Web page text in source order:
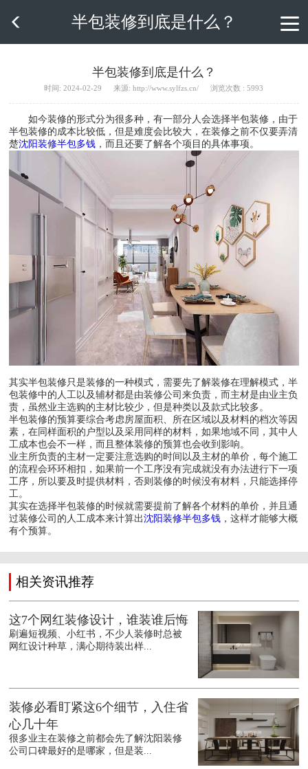
 半包装修到底是什么？
半包装修到底是什么？
时间: 2024-02-29 来源: http://www.sylfzs.cn/ 浏览次数 : 5993
如今装修的形式分为很多种，有一部分人会选择半包装修，由于
半包装修的成本比较低，但是难度会比较大，在装修之前不仅要弄清
楚沈阳装修半包多钱 ，而且还要了解各个项目的具体事项。
其实半包装修只是装修的一种模式，需要先了解装修在理解模式，半
包装修中的人工以及辅材都是由装修公司来负责，而主材是由业主负
责，虽然业主选购的主材比较少，但是种类以及款式比较多。
半包装修的预算要综合考虑房屋面积、所在区域以及材料的档次等因
素，在同样面积的户型以及采用同样的材料，如果地域不同，其中人
工成本也会不一样，而且整体装修的预算也会收到影响。
业主所负责的主材一定要注意选购的时间以及主材的单价，每个施工
的流程会环环相扣，如果前一个工序没有完成就没有办法进行下一项
工序，所以要及时提供材料，否则装修的时候没有材料，只能选择停
工。
其实在选择半包装修的时候就需要提前了解各个材料的单价，并且通
过装修公司的人工成本来计算出沈阳装修半包多钱 ，这样才能够大概
有个预算。
相关资讯推荐
这7个网红装修设计，谁装谁后悔
刷遍短视频、小红书，不少人装修时总被
网红设计种草，满心期待装出样...
装修必看盯紧这6个细节，入住省
心几十年
很多业主在装修之前都会先了解沈阳装修
公司口碑最好的是哪家，但是装...